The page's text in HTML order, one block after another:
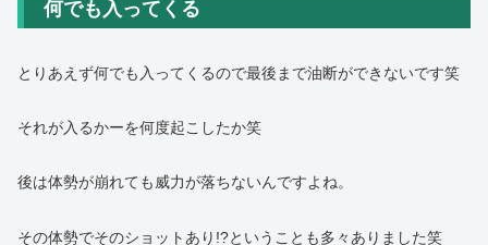
何でも入ってくる
とりあえず何でも入ってくるので最後まで油断ができないです笑
それが入るかーを何度起こしたか笑
後は体勢が崩れても威力が落ちないんですよね。
その体勢でそのショットあり!?ということも多々ありました笑